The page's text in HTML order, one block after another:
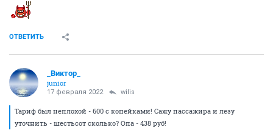
ОТВЕТИТЬ
_Виктор_
juniоr
17 февраля 2022 wilis
Тариф был неплохой - 600 с копейками! Сажу пассажира и лезу
уточнить - шестьсот сколько? Опа - 438 руб!